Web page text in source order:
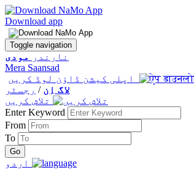
Download app
Toggle navigation
نارندر
مودی
Mera Saansad
اپلی کیشن ڈاؤن لوڈ کریں
لاگ اِن / رجسٹر
Enter Keyword
From
To